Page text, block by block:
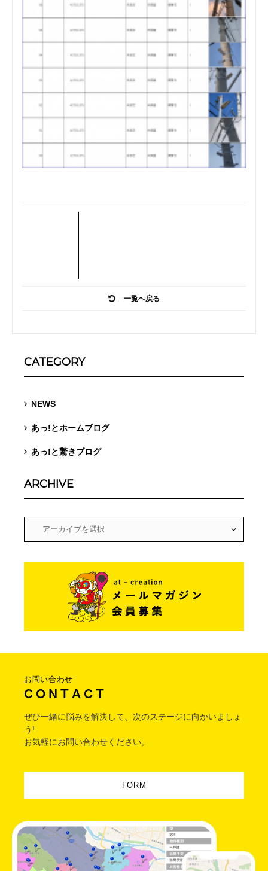
一覧へ戻る
CATEGORY
NEWS
あっ!とホームブログ
あっ!と驚きブログ
ARCHIVE
お問い合わせ
C O N T A C T
ぜひ一緒に悩みを解決して、次のステージに向かいましょ
う!
お気軽にお問い合わせください。
FORM